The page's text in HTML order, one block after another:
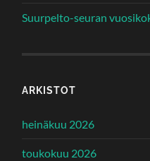
Suurpelto-seuran
ARKISTOT
heinäkuu 2026
toukokuu 2026